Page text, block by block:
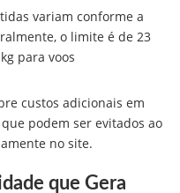
variam conforme a
o limite é de 23
para voos
custos adicionais em
podem ser evitados ao
no site.
que Gera